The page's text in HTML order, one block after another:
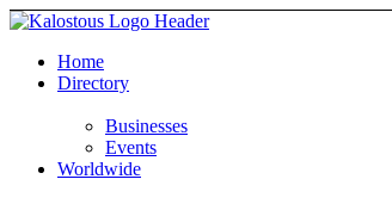
Home
Directory
Businesses
Events
Worldwide